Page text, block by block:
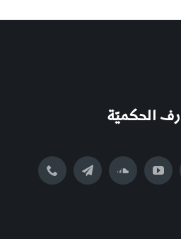
الحكميّة